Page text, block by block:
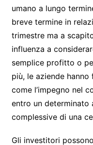
umano a lungo
breve termine in
trimestre ma a
influenza a
semplice profitto o
più, le aziende
come l’impegno nel
entro un determinato
complessive di una
Gli investitori